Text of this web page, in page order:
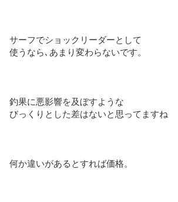
サーフでショックリーダーとして
使うなら､あまり変わらないです。
釣果に悪影響を及ぼすような
びっくりとした差はないと思ってますね
何か違いがあるとすれば価格。